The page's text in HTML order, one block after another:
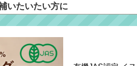
いたいたい方に